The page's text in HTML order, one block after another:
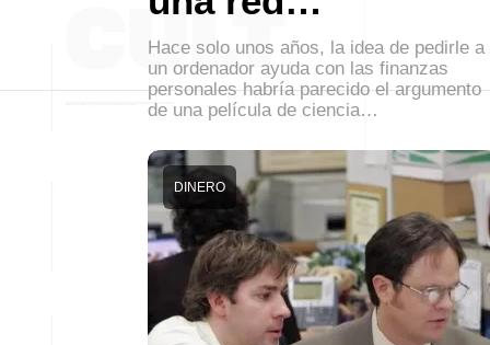
Hace solo unos años, la idea de pedirle a
un ordenador ayuda con las finanzas
personales habría parecido el argumento
de una película de ciencia…
DINERO